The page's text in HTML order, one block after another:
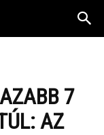
7
AZ